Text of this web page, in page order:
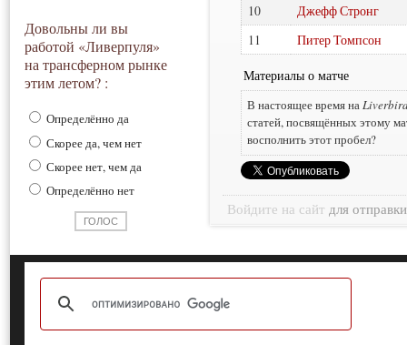
Довольны ли вы
работой «Ливерпуля»
на трансферном рынке
этим летом? :
Определённо да
Скорее да, чем нет
Скорее нет, чем да
Определённо нет
10
Джефф Стронг
11
Питер Томпсон
Материалы о матче
В настоящее время на
статей, посвящённых этому
восполнить этот пробел?
Войдите на сайт для